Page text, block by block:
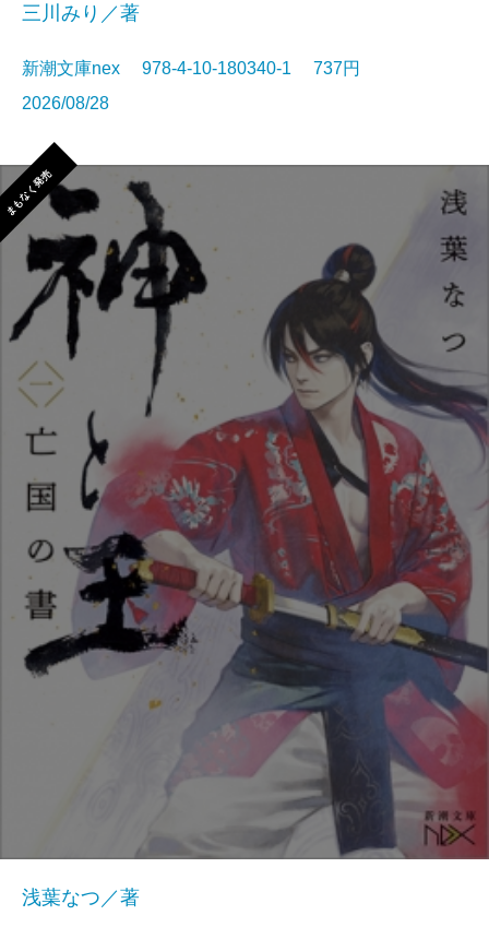
三川みり／著
新潮文庫nex 978-4-10-180340-1 737円
2026/08/28
まもなく発売
浅葉なつ／著